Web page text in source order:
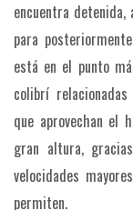
encuentra
para
está en el punto
colibrí
que aprovechan el
gran altura,
velocidades
permiten.